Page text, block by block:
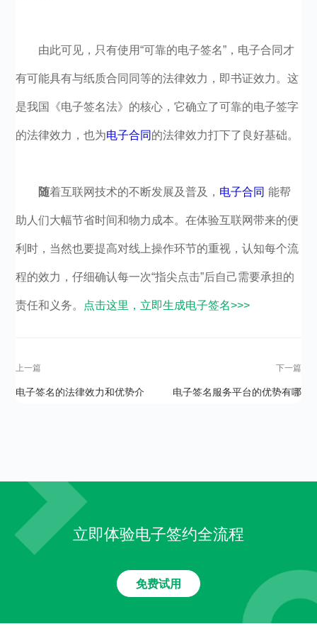
由此可见，只有使用“可靠的电子签名”，电子合同才
有可能具有与纸质合同同等的法律效力，即书证效力。这
是我国《电子签名法》的核心，它确立了可靠的电子签字
的法律效力，也为电子合同 的法律效力打下了良好基础。
随着互联网技术的不断发展及普及， 电子合同 能帮
助人们大幅节省时间和物力成本。在体验互联网带来的便
利时，当然也要提高对线上操作环节的重视，认知每个流
程的效力，仔细确认每一次“指尖点击”后自己需要承担的
责任和义务。 点击这里，立即生成电子签名>>>
上一篇
电子签名的法律效力和优势介
下一篇
电子签名服务平台的优势有哪
立即体验电子签约全流程
免费试用